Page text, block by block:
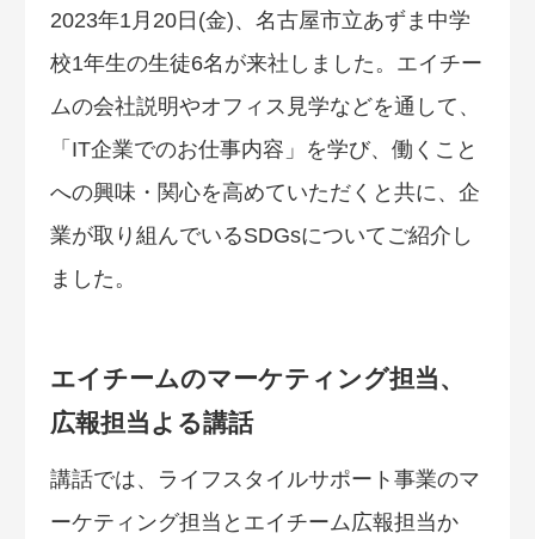
2023年1月20日(金)、名古屋市立あずま中学
校1年生の生徒6名が来社しました。エイチー
ムの会社説明やオフィス見学などを通して、
「IT企業でのお仕事内容」を学び、働くこと
への興味・関心を高めていただくと共に、企
業が取り組んでいるSDGsについてご紹介し
ました。
エイチームのマーケティング担当、
広報担当よる講話
講話では、ライフスタイルサポート事業のマ
ーケティング担当とエイチーム広報担当か